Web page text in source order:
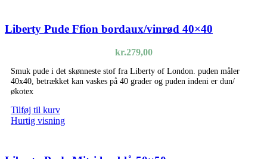
Liberty Pude Ffion bordaux/vinrød 40×40
kr.279,00
Smuk pude i det skønneste stof fra Liberty of London. puden måler
40x40, betrækket kan vaskes på 40 grader og puden indeni er dun/
økotex
Tilføj til kurv
Hurtig visning